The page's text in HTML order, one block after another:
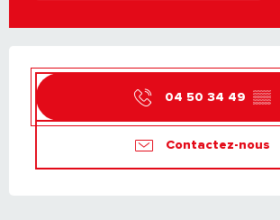
04 50 34 49 ▒▒
Contactez-nous